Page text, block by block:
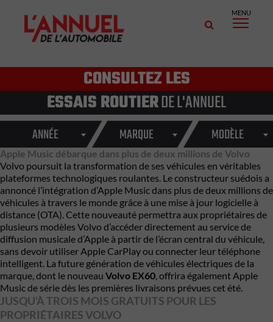
MENU
CONSULTEZ LES
ESSAIS ROUTIERDE L'ANNUEL
ANNÉE MARQUE MODÈLE
Apple Music débarque dans plus de deux millions de Volvo
Volvo poursuit la transformation de ses véhicules en véritables
plateformes technologiques roulantes. Le constructeur suédois a
annoncé l’intégration d’Apple Music dans plus de deux millions de
véhicules à travers le monde grâce à une mise à jour logicielle à
distance (OTA). Cette nouveauté permettra aux propriétaires de
plusieurs modèles Volvo d’accéder directement au service de
diffusion musicale d’Apple à partir de l’écran central du véhicule,
sans devoir utiliser Apple CarPlay ou connecter leur téléphone
intelligent. La future génération de véhicules électriques de la
marque, dont le nouveau Volvo EX60, offrira également Apple
Music de série dès les premières livraisons prévues cet été.
JUSQU’À TROIS MOIS GRATUITS POUR LES
PROPRIÉTAIRES VOLVO